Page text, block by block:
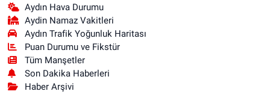
Aydın Hava Durumu
Aydin Namaz Vakitleri
Aydın Trafik Yoğunluk Haritası
Puan Durumu ve Fikstür
Tüm Manşetler
Son Dakika Haberleri
Haber Arşivi